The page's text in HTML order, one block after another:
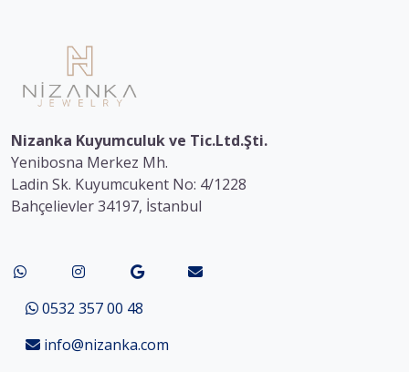
Nizanka Kuyumculuk ve Tic.Ltd.Şti.
Yenibosna Merkez Mh.
Ladin Sk. Kuyumcukent No: 4/1228
Bahçelievler 34197, İstanbul
0532 357 00 48
info@nizanka.com